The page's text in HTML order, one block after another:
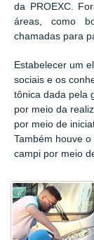
da PROEXC.
áreas, como
chamadas para
Estabelecer um
sociais e os
tônica dada pela
por meio da
por meio de
Também houve
campi por meio